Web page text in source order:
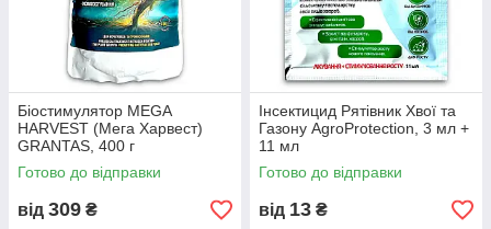
Біостимулятор MEGA
HARVEST (Мега Харвест)
GRANTAS, 400 г
Готово до відправки
від 309 ₴
Інсектицид Рятівник Хвої та
Газону AgroProtection, 3 мл +
11 мл
Готово до відправки
від 13 ₴